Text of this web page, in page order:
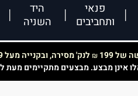
פנאי
ותחביבים
היד
השניה
של 199 ₪ לנק' מסירה, ובקנייה מעל 249
אינן מבצע. מבצעים מתקיימים